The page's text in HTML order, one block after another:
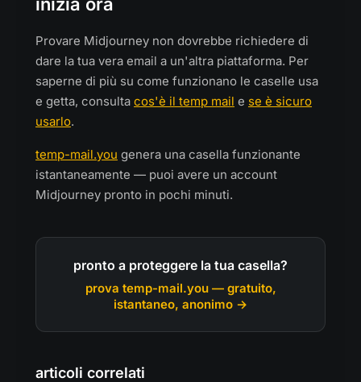
Provare Midjourney non dovrebbe richiedere di
dare la tua vera email a un'altra piattaforma. Per
saperne di più su come funzionano le caselle usa
e getta, consulta cos'è il temp mail e se è sicuro
usarlo.
temp-mail.you genera una casella funzionante
istantaneamente — puoi avere un account
Midjourney pronto in pochi minuti.
pronto a proteggere la tua casella?
prova temp-mail.you — gratuito,
istantaneo, anonimo →
articoli correlati